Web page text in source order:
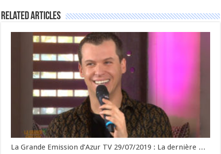
Related Articles
La Grande Emission d’Azur TV 29/07/2019 : La dernière …